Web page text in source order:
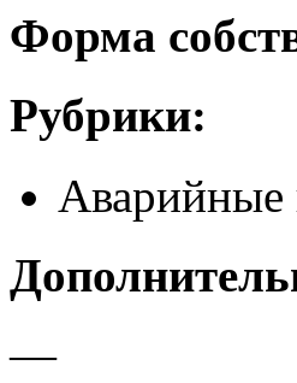
Форма
Рубрики:
Аварийные
—